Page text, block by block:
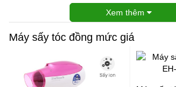
Xem thêm
Máy sấy tóc đồng mức giá